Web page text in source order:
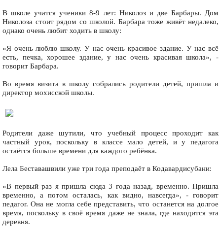
В школе учатся ученики 8-9 лет: Николоз и две Барбары. Дом
Николоза стоит рядом со школой. Барбара тоже живёт недалеко,
однако очень любит ходить в школу:
«Я очень люблю школу. У нас очень красивое здание. У нас всё
есть, печка, хорошее здание, у нас очень красивая школа», -
говорит Барбара.
Во время визита в школу собрались родители детей, пришла и
директор мохисской школы.
Родители даже шутили, что учебный процесс проходит как
частный урок, поскольку в классе мало детей, и у педагога
остаётся больше времени для каждого ребёнка.
Лела Беставашвили уже три года преподаёт в Кодавардисубани:
«В первый раз я пришла сюда 3 года назад, временно. Пришла
временно, а потом осталась, как видно, навсегда», - говорит
педагог. Она не могла себе представить, что останется на долгое
время, поскольку в своё время даже не знала, где находится эта
деревня.